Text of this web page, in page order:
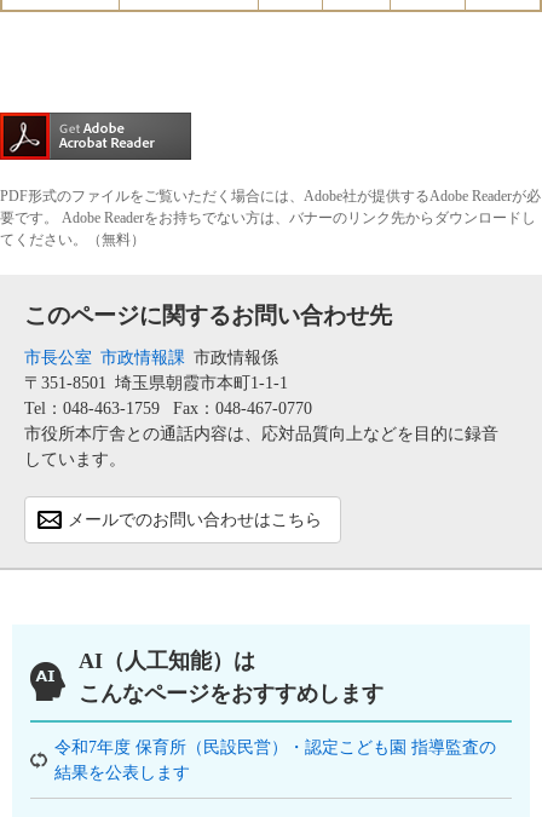
PDF形式のファイルをご覧いただく場合には、Adobe社が提供するAdobe Readerが必
要です。
Adobe Readerをお持ちでない方は、バナーのリンク先からダウンロードし
てください。（無料）
このページに関するお問い合わせ先
市長公室 市政情報課 市政情報係
〒351-8501 埼玉県朝霞市本町1-1-1
Tel：048-463-1759
Fax：048-467-0770
市役所本庁舎との通話内容は、応対品質向上などを目的に録音
しています。
メールでのお問い合わせはこちら
AI（人工知能）は
こんなページをおすすめします
令和7年度 保育所（民設民営）・認定こども園 指導監査の
結果を公表します